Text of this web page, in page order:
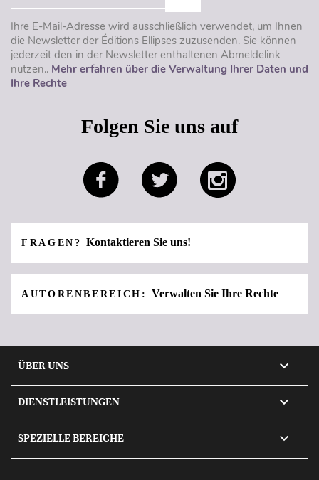
Ihre E-Mail-Adresse wird ausschließlich verwendet, um Ihnen
die Newsletter der Éditions Ellipses zuzusenden. Sie können
jederzeit den in der Newsletter enthaltenen Abmeldelink
nutzen.. Mehr erfahren über die Verwaltung Ihrer Daten und
Ihre Rechte
Folgen Sie uns auf
FRAGEN?Kontaktieren Sie uns!
AUTORENBEREICH: Verwalten Sie Ihre Rechte
ÜBER UNS 
DIENSTLEISTUNGEN 
SPEZIELLE BEREICHE 